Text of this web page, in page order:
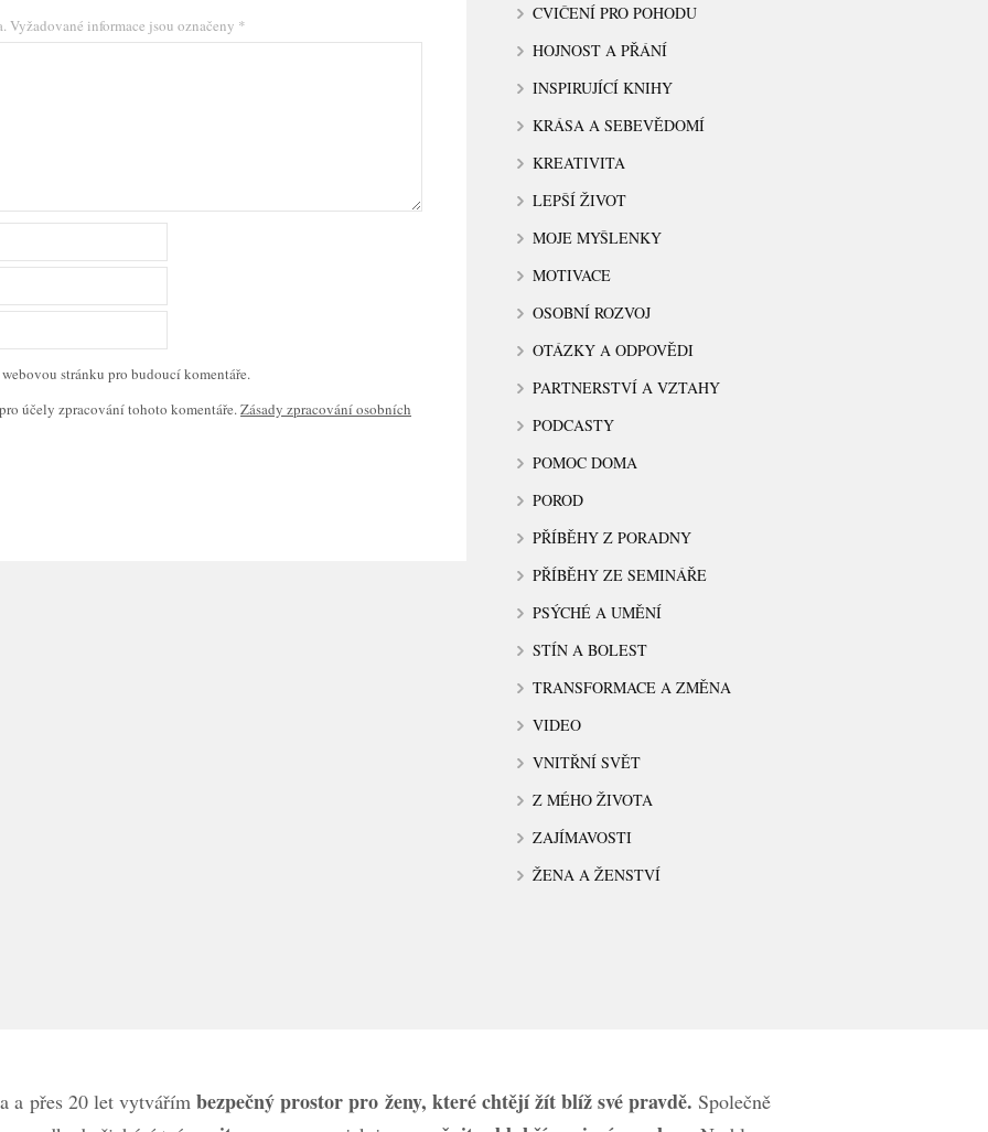
Vyžadované informace jsou označeny *
stránku pro budoucí komentáře.
účely zpracování tohoto komentáře.Zásady zpracování osobních
CVIČENÍ PRO POHODU
HOJNOST A PŘÁNÍ
INSPIRUJÍCÍ KNIHY
KRÁSA A SEBEVĚDOMÍ
KREATIVITA
LEPŠÍ ŽIVOT
MOJE MYŠLENKY
MOTIVACE
OSOBNÍ ROZVOJ
OTÁZKY A ODPOVĚDI
PARTNERSTVÍ A VZTAHY
PODCASTY
POMOC DOMA
POROD
PŘÍBĚHY Z PORADNY
PŘÍBĚHY ZE SEMINÁŘE
PSÝCHÉ A UMĚNÍ
STÍN A BOLEST
TRANSFORMACE A ZMĚNA
VIDEO
VNITŘNÍ SVĚT
Z MÉHO ŽIVOTA
ZAJÍMAVOSTI
ŽENA A ŽENSTVÍ
a přes 20 let vytvářím bezpečný prostor pro ženy, které chtějí žít blíž své pravdě. Společně